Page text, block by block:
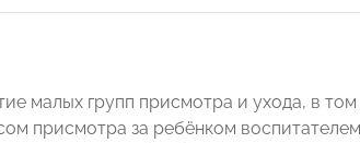
малых групп присмотра и ухода, в
присмотра за ребёнком